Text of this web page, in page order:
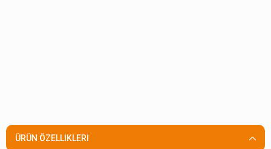
ÜRÜN ÖZELLIKLERI